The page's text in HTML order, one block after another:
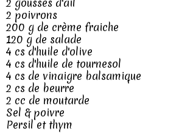
2 poivrons
200 g de crème fraiche
120 g de salade
4 cs d'huile d'olive
4 cs d'huile de tournesol
4 cs de vinaigre balsamique
2 cs de beurre
2 cc de moutarde
Sel & poivre
Persil et thym